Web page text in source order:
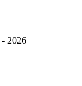
- 2026